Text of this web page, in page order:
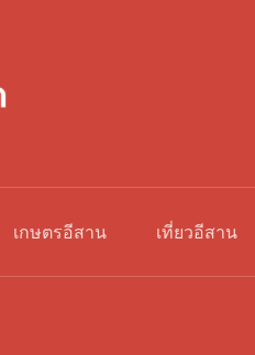
เกษตรอีสาน เที่ยวอีสาน